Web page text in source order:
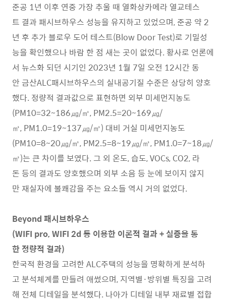
준공 1년 이후 연중 가장 추울 때 열화상카메라 열교테스
트 결과 패시브하우스 성능을 유지하고 있었으며, 준공 약 2
년 후 추가 블로우 도어 테스트(Blow Door Test)로 기밀성
능을 확인했으나 바람 한 점 새는 곳이 없었다. 황사로 언론에
서 뉴스화 되던 시기인 2023년 1월 7일 오전 12시간 동
안 금산ALC패시브하우스의 실내공기질 수준은 상당히 양호
했다. 정량적 결과값으로 표현하면 외부 미세먼지농도
(PM10=32~186㎍/㎥, PM2.5=20~169㎍/
㎥, PM1.0=19~137㎍/㎥) 대비 거실 미세먼지농도
(PM10=8~20㎍/㎥, PM2.5=8~19㎍/㎥, PM1.0=7~18㎍/
㎥)는 큰 차이를 보였다. 그 외 온도, 습도, VOCs, CO2, 라
돈 등의 결과도 양호했으며 외부 소음 등 눈에 보이지 않지
만 재실자에 불쾌감을 주는 요소들 역시 거의 없었다.
Beyond 패시브하우스
(WIFI pro, WIFI 2d 등 이용한 이론적 결과 + 실증을 통
한 정량적 결과)
한국적 환경을 고려한 ALC주택의 성능을 명확하게 분석하
고 분석체계를 만들려 애썼으며, 지역별·방위별 특징을 고려
해 전체 디테일을 분석했다. 나아가 디테일 내부 재료별 접합